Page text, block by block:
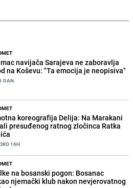
navijača Sarajeva ne zaboravlja
na Koševu: "Ta emocija je neopisiva"
DAN
koreografija Delija: Na Marakani
presuđenog ratnog zločinca Ratka
16H
na bosanski pogon: Bosanac
njemački klub nakon nevjerovatnog